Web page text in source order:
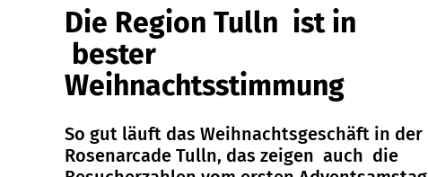
Die Region Tulln ist in
bester
Weihnachtsstimmung
So gut läuft das Weihnachtsgeschäft in der
Rosenarcade Tulln, das zeigen auch die